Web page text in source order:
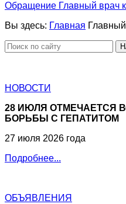
Обращение Главный врач
Вы здесь: Главная
НОВОСТИ
28 ИЮЛЯ ОТМЕЧАЕТСЯ
БОРЬБЫ С ГЕПАТИТОМ
27 июля 2026 года
Подробнее...
ОБЪЯВЛЕНИЯ